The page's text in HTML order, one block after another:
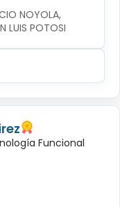
NOYOLA,
LUIS POTOSI
Funcional